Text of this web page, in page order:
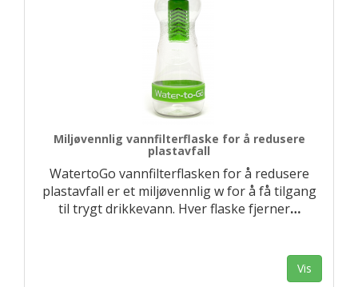
Miljøvennlig vannfilterflaske for å redusere
plastavfall
WatertoGo vannfilterflasken for å redusere
plastavfall er et miljøvennlig w for å få tilgang
til trygt drikkevann. Hver flaske fjerner…
Vis